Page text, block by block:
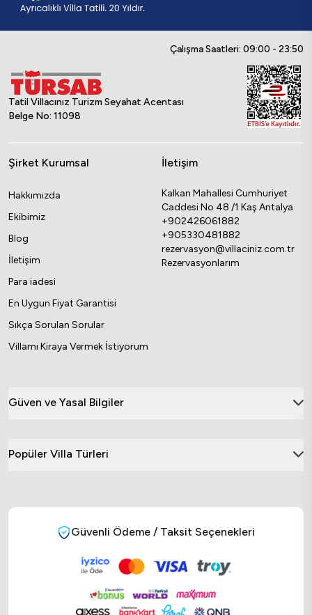
Çalışma Saatleri: 09:00 - 23:50
Tatil Villacınız Turizm Seyahat Acentası
Belge No: 11098
Şirket Kurumsal
Hakkımızda
Ekibimiz
Blog
İletişim
Para iadesi
En Uygun Fiyat Garantisi
Sıkça Sorulan Sorular
Villamı Kiraya Vermek İstiyorum
İletişim
Kalkan Mahallesi Cumhuriyet
Caddesi No 48 /1 Kaş Antalya
+902426061882
+905330481882
rezervasyon@villaciniz.com.tr
Rezervasyonlarım
Güven ve Yasal Bilgiler
Popüler Villa Türleri
Güvenli Ödeme / Taksit Seçenekleri